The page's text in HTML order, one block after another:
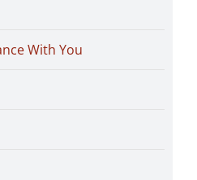
With You